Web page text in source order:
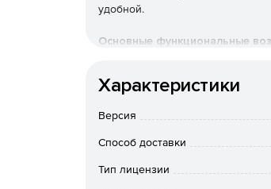
удобной.
Основные функциональные
Создание облика здания,
Renga предоставляет
сложности, а также
Характеристики
Версия
Способ доставки
Тип лицензии